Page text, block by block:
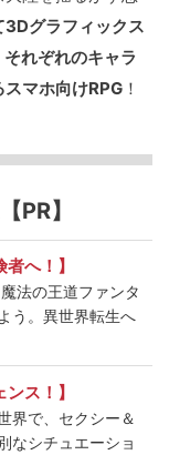
3Dグラフィックス
れぞれのキャラ
マホ向けRPG ！
PR】
へ！】
法の王道ファンタ
う。異世界転生へ
ス！】
界で、セクシー＆
なシチュエーショ